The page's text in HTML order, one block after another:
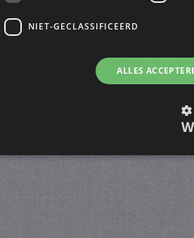
NIET-GECLASSIFICEERD
ALLES